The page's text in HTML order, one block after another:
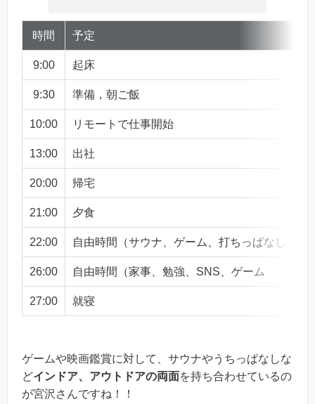
時間 予定
9:00 起床
9:30 準備，朝ご飯
10:00 リモートで仕事開始
13:00 出社
20:00 帰宅
21:00 夕食
22:00 自由時間（サウナ、ゲーム、打ちっぱなし、映
26:00 自由時間（家事、勉強、SNS、ゲーム
27:00 就寝
ゲームや映画鑑賞に対して、サウナやうちっぱなしな
どインドア、アウトドアの両面を持ち合わせているの
が宮沢さんですね！！